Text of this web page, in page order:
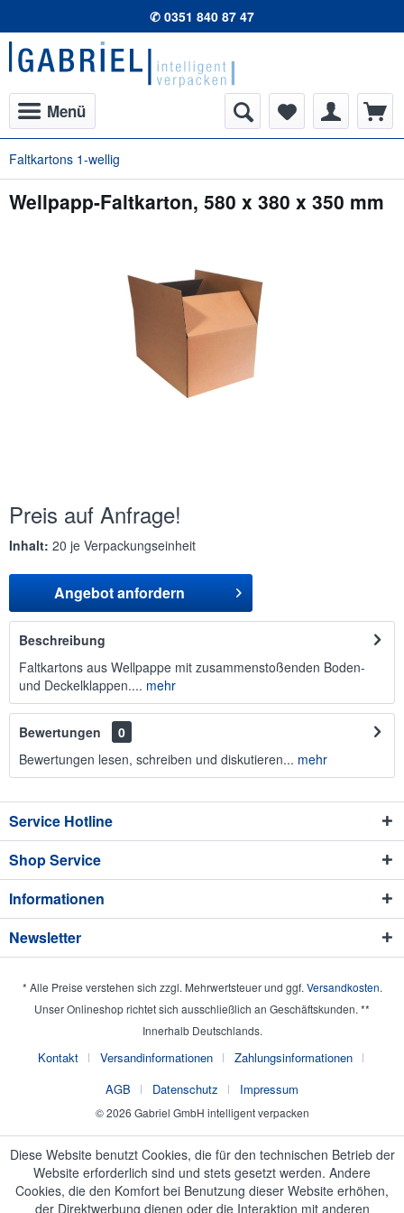
✆ 0351 840 87 47
Menü
Faltkartons 1-wellig
Wellpapp-Faltkarton, 580 x 380 x 350 mm
Preis auf Anfrage!
Inhalt: 20 je Verpackungseinheit
Angebot anfordern
Beschreibung
Faltkartons aus Wellpappe mit zusammenstoßenden Boden-
und Deckelklappen.... mehr
Bewertungen
0
Bewertungen lesen, schreiben und diskutieren... mehr
Service Hotline
Shop Service
Informationen
Newsletter
* Alle Preise verstehen sich zzgl. Mehrwertsteuer und ggf. Versandkosten.
Unser Onlineshop richtet sich ausschließlich an Geschäftskunden. **
Innerhalb Deutschlands.
Kontakt Versandinformationen
Zahlungsinformationen
AGB
Datenschutz Impressum
© 2026 Gabriel GmbH intelligent verpacken
Diese Website benutzt Cookies, die für den technischen Betrieb der
Website erforderlich sind und stets gesetzt werden. Andere
Cookies, die den Komfort bei Benutzung dieser Website erhöhen,
der Direktwerbung dienen oder die Interaktion mit anderen